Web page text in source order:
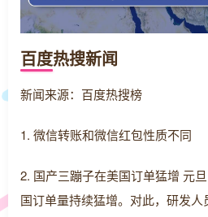
百度热搜新闻
新闻来源：百度热搜榜
1. 微信转账和微信红包性质不同
2. 国产三蹦子在美国订单猛增 元
国订单量持续猛增。对此，研发